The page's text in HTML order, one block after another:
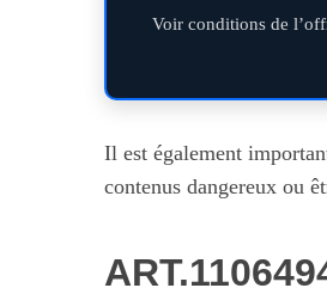
Voir conditions de
Il est également
contenus dangereux ou